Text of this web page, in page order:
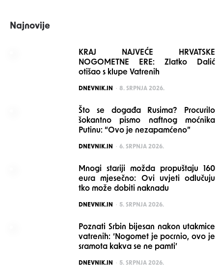
Najnovije
KRAJ NAJVEĆE HRVATSKE
NOGOMETNE ERE: Zlatko Dalić
otišao s klupe Vatrenih
POSTED
DNEVNIK.IN 8. SRPNJA 2026.
Što se događa Rusima? Procurilo
šokantno pismo naftnog moćnika
Putinu: “Ovo je nezapamćeno”
POSTED
DNEVNIK.IN 6. SRPNJA 2026.
Mnogi stariji možda propuštaju 160
eura mjesečno: Ovi uvjeti odlučuju
tko može dobiti naknadu
POSTED
DNEVNIK.IN 5. SRPNJA 2026.
Poznati Srbin bijesan nakon utakmice
vatrenih: ‘Nogomet je pocrnio, ovo je
sramota kakva se ne pamti’
POSTED
DNEVNIK.IN 5. SRPNJA 2026.